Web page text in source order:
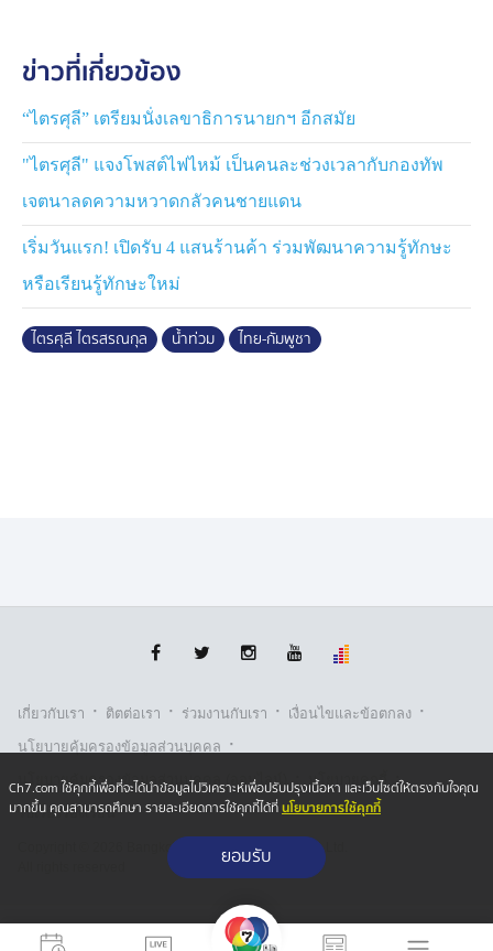
บริหารสถานการณ์ภัยพิบัติทางธรรมชาติ (คอภ.) ซึ่งจะมี
การประชุมในวันที่ 6 ต.ค.นี้ ก่อนจะลงพื้นที่อีกครั้งในไม่ช้า
ดังนั้น จึงไม่ควรเอาสถานการณ์น้ำท่วมมาโจมตีทางการ
เมือง เพราะทั้งน้ำท่วมกับปัญหาชายแดน มีความสำคัญ
เหมือน ๆ กัน และรัฐบาลก็ได้พยายามแก้ไขปัญหาไปพร้อม
ๆ กัน ไม่อาจละทิ้งปัญหาใดปัญหาหนึ่งได้
ข่าวที่เกี่ยวข้อง
“ไตรศุลี” เตรียมนั่งเลขาธิการนายกฯ อีกสมัย
"ไตรศุลี" แจงโพสต์ไฟไหม้ เป็นคนละช่วงเวลากับกองทัพ
เจตนาลดความหวาดกลัวคนชายแดน
เริ่มวันแรก! เปิดรับ 4 แสนร้านค้า ร่วมพัฒนาความรู้ทักษะ
หรือเรียนรู้ทักษะใหม่
ไตรศุลี ไตรสรณกุล น้ำท่วม ไทย-กัมพูชา
เกี่ยวกับเรา · ติตต่อเรา · ร่วมงานกับเรา · เงื่อนไขและข้อตกลง ·
นโยบายคุ้มครองข้อมูลส่วนบุคคล ·
นโยบายคุ้มครองข้อมูลส่วนบุคคล (ออนไลน์) · นโยบายคุกกี้ ·
รับเรื่องร้องเรียน
Copyright © 2026 Bangkok Broadcasting & T.V. Co.,Ltd.
Ch7.com ใช้คุกกี้เพื่อที่จะได้นำข้อมูลไปวิเคราะห์เพื่อปรับปรุงเนื้อหา และเว็บไซต์ให้ตรงกับใจคุณ
มากขึ้น คุณสามารถศึกษา รายละเอียดการใช้คุกกี้ได้ที่นโยบายการใช้คุกกี้
ยอมรับ